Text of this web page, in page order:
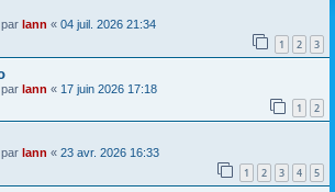
r
lann « 04 juil. 2026 21:34
1 2 3
lann « 17 juin 2026 17:18
1 2
lann « 23 avr. 2026 16:33
1 2 3 4 5